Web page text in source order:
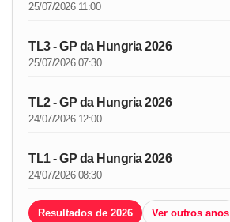
25/07/2026 11:00
TL3 - GP da Hungria 2026
25/07/2026 07:30
TL2 - GP da Hungria 2026
24/07/2026 12:00
TL1 - GP da Hungria 2026
24/07/2026 08:30
Resultados de 2026 Ver outros anos